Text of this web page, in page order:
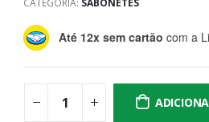
CATEGORIA: SABONETES
Até 12x sem cartão com a